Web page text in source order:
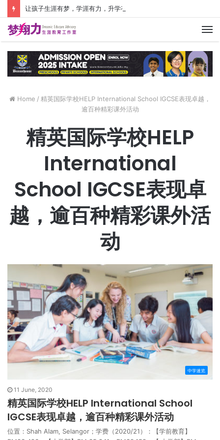
Home / 精英国际学校HELP International School IGCSE表现卓越，
逾百种精彩课外活动
精英国际学校HELP
International
School IGCSE表现卓
越，逾百种精彩课外活
动
中学速览
11 June, 2020
精英国际学校HELP International School
IGCSE表现卓越，逾百种精彩课外活动
位置：Shah Alam, Selangor；学费（2020/21）：【学前教育】